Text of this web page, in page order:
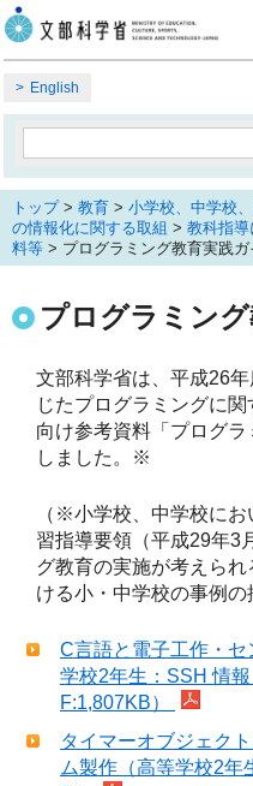
English
トップ> 教育 > 小学校、中学校
の情報化に関する取組 > 教科指導
料等 > プログラミング教育実践ガ
プログラミン
文部科学省は、平成26
じたプログラミングに
向け参考資料「プログ
しました。※
（※小学校、中学校に
習指導要領（平成29年3
グ教育の実施が考えら
ける小・中学校の事例の
C言語と電子工作・
学校2年生：SSH 情
F:1,807KB）
タイマーオブジェク
ム製作（高等学校2